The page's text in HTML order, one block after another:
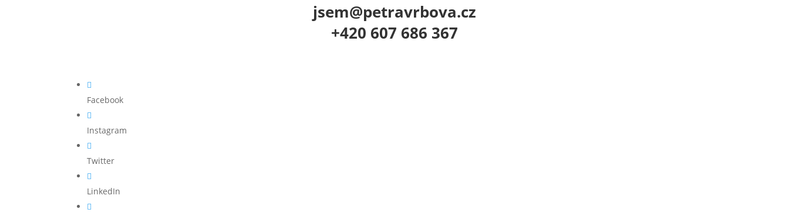
jsem@petravrbova.cz
+420 607 686 367

Facebook

Instagram

Twitter

LinkedIn
